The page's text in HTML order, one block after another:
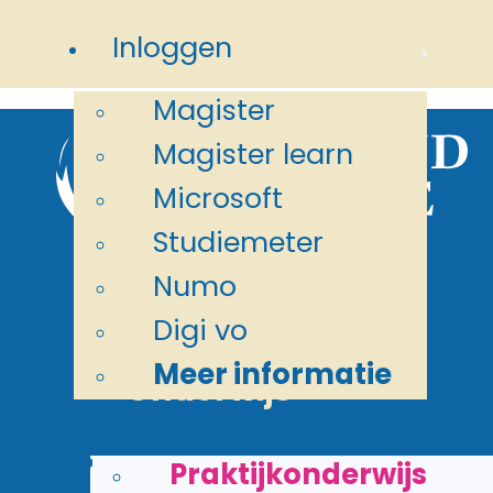
Ga naar hoofdinhoud
Inloggen
Magister
Magister learn
Microsoft
Studiemeter
Numo
Digi vo
Meer informatie
Onderwijs
Praktijkonderwijs
> >